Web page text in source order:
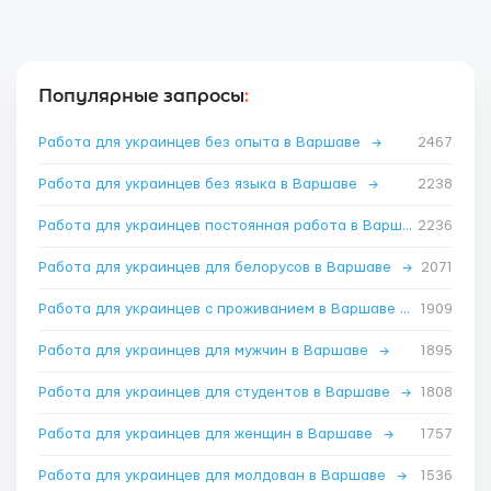
Популярные запросы:
Работа для украинцев без опыта в Варшаве → 2467
Работа для украинцев без языка в Варшаве → 2238
Работа для украинцев постоянная работа в Варшаве →
2236
Работа для украинцев для белорусов в Варшаве → 2071
Работа для украинцев с проживанием в Варшаве→ 1909
Работа для украинцев для мужчин в Варшаве → 1895
Работа для украинцев для студентов в Варшаве → 1808
Работа для украинцев для женщин в Варшаве → 1757
Работа для украинцев для молдован в Варшаве → 1536